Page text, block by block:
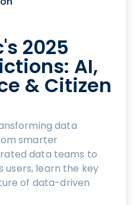
2025
AI,
& Citizen
data
smarter
data teams to
users, learn the key
of data-driven